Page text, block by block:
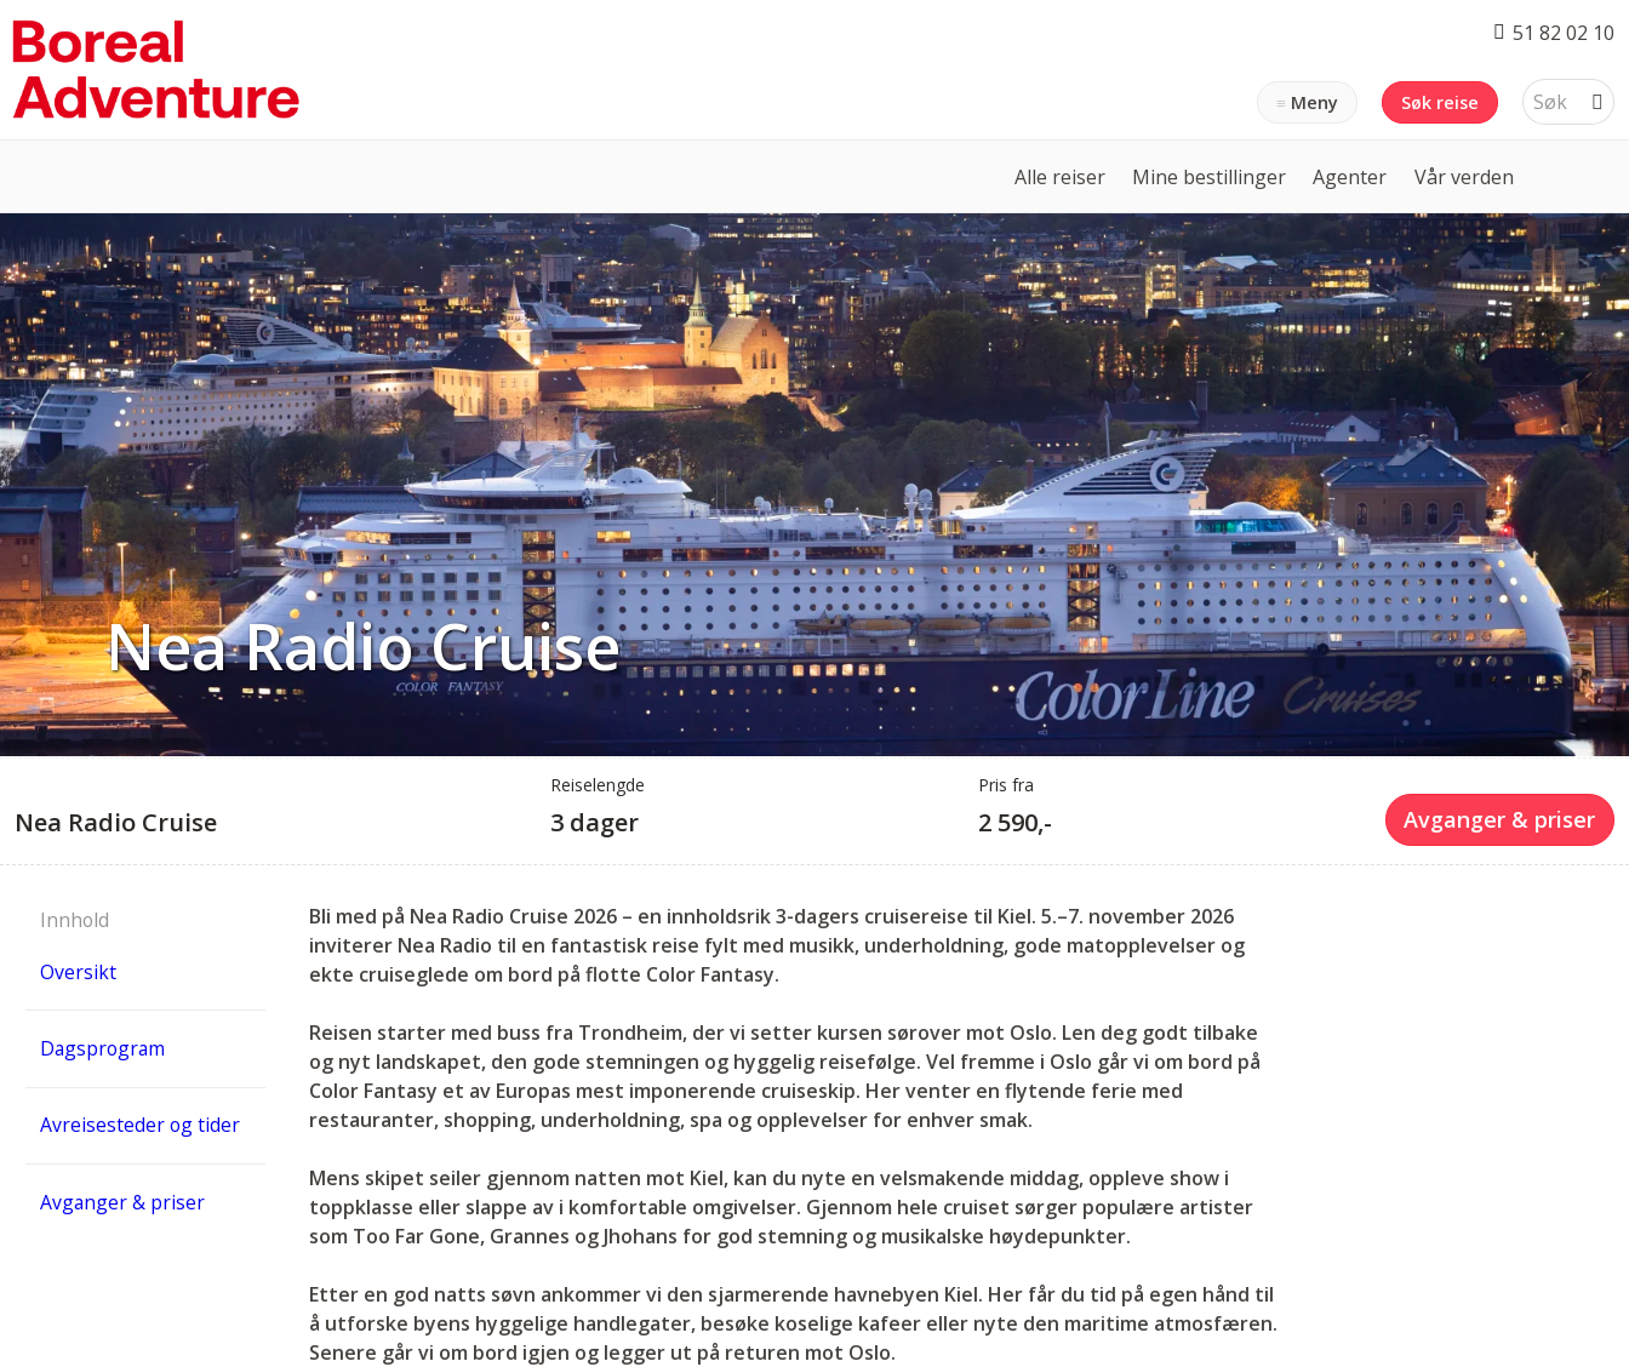
51 82 02 10
Meny Søk reise
Alle reiser Mine bestillinger Agenter Vår verden
Nea Radio Cruise
Nea Radio Cruise
Reiselengde
3 dager
Pris fra
2 590,- Avganger & priser
Innhold
Oversikt
Dagsprogram
Avreisesteder og tider
Avganger & priser
Bli med på Nea Radio Cruise 2026 – en innholdsrik 3-dagers cruisereise til Kiel. 5.–7. november 2026
inviterer Nea Radio til en fantastisk reise fylt med musikk, underholdning, gode matopplevelser og
ekte cruiseglede om bord på flotte Color Fantasy.
Reisen starter med buss fra Trondheim, der vi setter kursen sørover mot Oslo. Len deg godt tilbake
og nyt landskapet, den gode stemningen og hyggelig reisefølge. Vel fremme i Oslo går vi om bord på
Color Fantasy et av Europas mest imponerende cruiseskip. Her venter en flytende ferie med
restauranter, shopping, underholdning, spa og opplevelser for enhver smak.
Mens skipet seiler gjennom natten mot Kiel, kan du nyte en velsmakende middag, oppleve show i
toppklasse eller slappe av i komfortable omgivelser. Gjennom hele cruiset sørger populære artister
som Too Far Gone, Grannes og Jhohans for god stemning og musikalske høydepunkter.
Etter en god natts søvn ankommer vi den sjarmerende havnebyen Kiel. Her får du tid på egen hånd til
å utforske byens hyggelige handlegater, besøke koselige kafeer eller nyte den maritime atmosfæren.
Senere går vi om bord igjen og legger ut på returen mot Oslo.